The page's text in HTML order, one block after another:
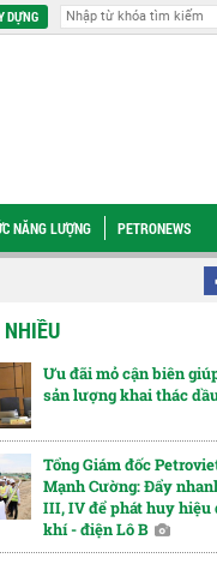
DỰNG
NĂNG LƯỢNG PETRONEWS
tấn dầu thô đầu tiên của Việt
Ưu đãi mỏ cận biên
sản lượng khai thác
Tổng Giám đốc
Mạnh Cường: Đẩy
III, IV để phát huy hiệu
khí - điện Lô B